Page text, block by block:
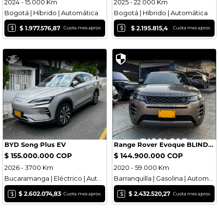
2024 - 15.000 Km
Bogotá | Híbrido | Automática
$ $ 1.977.576,87 Cuota mes aprox.
2025 - 22.000 Km
Bogotá | Híbrido | Automática
$ $ 2.195.815,4 Cuota mes aprox.
BYD Song Plus EV
$ 155.000.000 COP
2026 - 3700 Km
Bucaramanga | Eléctrico | Automática
$ $ 2.602.074,83 Cuota mes aprox.
Range Rover Evoque BLINDADA 2020
$ 144.900.000 COP
2020 - 59.000 Km
Barranquilla | Gasolina | Automática
$ $ 2.432.520,27 Cuota mes aprox.